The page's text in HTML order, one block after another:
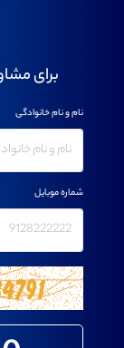
برای
نام و نام خانوادگی
شماره موبایل